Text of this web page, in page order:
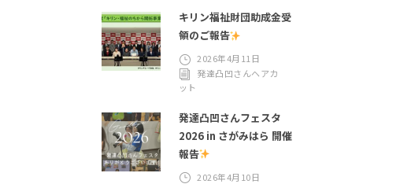
キリン福祉財団助成金受
領のご報告
2026年4月11日
発達凸凹さんヘアカ
ット
発達凸凹さんフェスタ
2026 in さがみはら 開催
報告
2026年4月10日